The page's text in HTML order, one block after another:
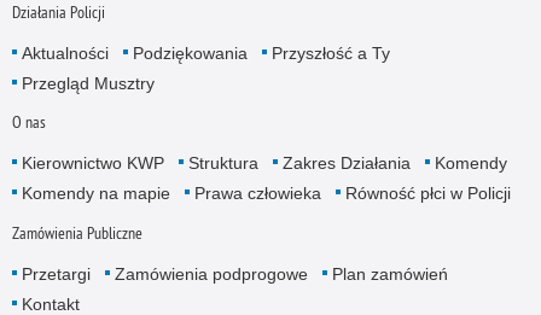
Działania Policji
Aktualności Podziękowania
Przyszłość a Ty
Przegląd Musztry
O nas
Kierownictwo KWP Struktura Zakres Działania
Komendy
Komendy na mapie
Prawa człowieka Równość płci w Policji
Zamówienia Publiczne
Przetargi Zamówienia podprogowe
Plan zamówień
Kontakt